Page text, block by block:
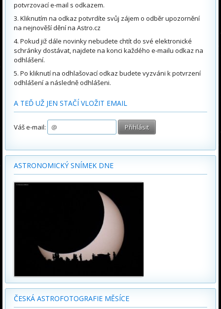
potvrzovací e-mail s odkazem.
Kliknutím na odkaz potvrdíte svůj zájem o odběr upozornění
na nejnověší dění na Astro.cz
Pokud již dále novinky nebudete chtít do své elektronické
schránky dostávat, najdete na konci každého e-mailu odkaz na
odhlášení.
Po kliknutí na odhlašovací odkaz budete vyzváni k potvrzení
odhlášení a následně odhlášeni.
A TEĎ UŽ JEN STAČÍ VLOŽIT EMAIL
Váš e-mail:
ASTRONOMICKÝ SNÍMEK DNE
ČESKÁ ASTROFOTOGRAFIE MĚSÍCE